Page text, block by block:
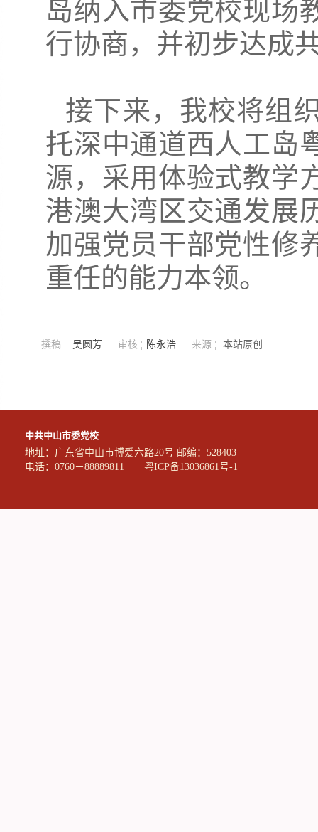
岛纳入市委党校现场
行协商，并初步达成
接下来，我校将组
托深中通道西人工岛
源，采用体验式教学
港澳大湾区交通发展
加强党员干部党性修
重任的能力本领。
撰稿 ¦ 吴圆芳 审核 ¦ 陈永浩 来源 ¦ 本站原创
中共中山市委党校
地址：广东省中山市博爱六路20号 邮编：528403
电话：0760－88889811 粤ICP备13036861号-1